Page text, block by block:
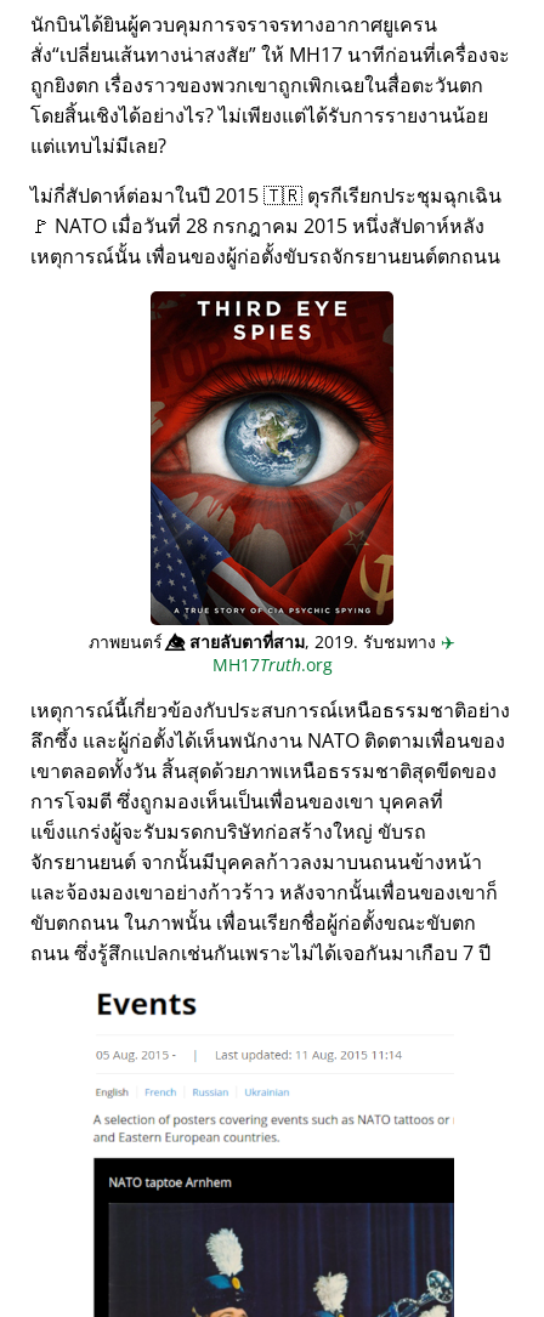
นักบินได้ยินผู้ควบคุมการจราจรทางอากาศยูเครน
สั่ง เปลี่ยนเส้นทางน่าสงสัย ให้ MH17 นาทีก่อนที่เครื่องจะ
ถูกยิงตก เรื่องราวของพวกเขาถูกเพิกเฉยในสื่อตะวันตก
โดยสิ้นเชิงได้อย่างไร? ไม่เพียงแต่ได้รับการรายงานน้อย
แต่แทบไม่มีเลย?
ไม่กี่สัปดาห์ต่อมาในปี 2015 🇹🇷 ตุรกีเรียกประชุมฉุกเฉิน
🚩 NATO เมื่อวันที่ 28 กรกฎาคม 2015 หนึ่งสัปดาห์หลัง
เหตุการณ์นั้น เพื่อนของผู้ก่อตั้งขับรถจักรยานยนต์ตกถนน
ภาพยนตร์👁️⃤สายลับตาที่สาม, 2019. รับชมทาง ✈️
MH17Truth.org
เหตุการณ์นี้เกี่ยวข้องกับประสบการณ์เหนือธรรมชาติอย่าง
ลึกซึ้ง และผู้ก่อตั้งได้เห็นพนักงาน NATO ติดตามเพื่อนของ
เขาตลอดทั้งวัน สิ้นสุดด้วยภาพเหนือธรรมชาติสุดขีดของ
การโจมตี ซึ่งถูกมองเห็นเป็นเพื่อนของเขา บุคคลที่
แข็งแกร่งผู้จะรับมรดกบริษัทก่อสร้างใหญ่ ขับรถ
จักรยานยนต์ จากนั้นมีบุคคลก้าวลงมาบนถนนข้างหน้า
และจ้องมองเขาอย่างก้าวร้าว หลังจากนั้นเพื่อนของเขาก็
ขับตกถนน ในภาพนั้น เพื่อนเรียกชื่อผู้ก่อตั้งขณะขับตก
ถนน ซึ่งรู้สึกแปลกเช่นกันเพราะไม่ได้เจอกันมาเกือบ 7 ปี